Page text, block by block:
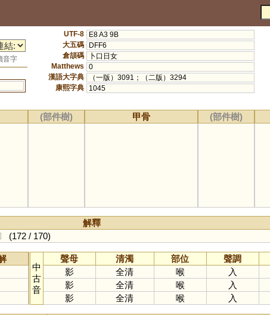
音字
UTF-8
E8 A3 9B
大五碼
DFF6
倉頡碼
卜口日女
Matthews
0
漢語大字典
（一版）3091；（二版）3294
康熙字典
1045
(部件樹) 甲骨 (部件樹)
解釋
(172 / 170)
中
古
音
聲母 清濁 部位 聲調
影
全清 喉 入
影
全清 喉 入
影
全清 喉 入